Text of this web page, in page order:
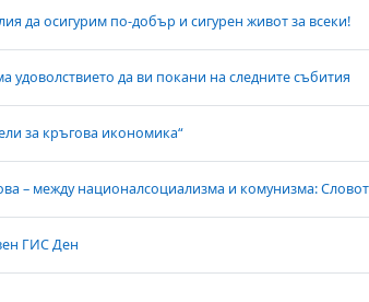
да осигурим по-добър и сигурен живот за всеки!
удоволствието да ви покани на следните събития
за кръгова икономика“
– между националсоциализма и комунизма:
ГИС Ден